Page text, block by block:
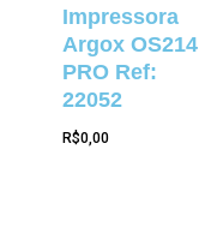
Impressora
Argox OS214
PRO Ref:
22052
R$0,00